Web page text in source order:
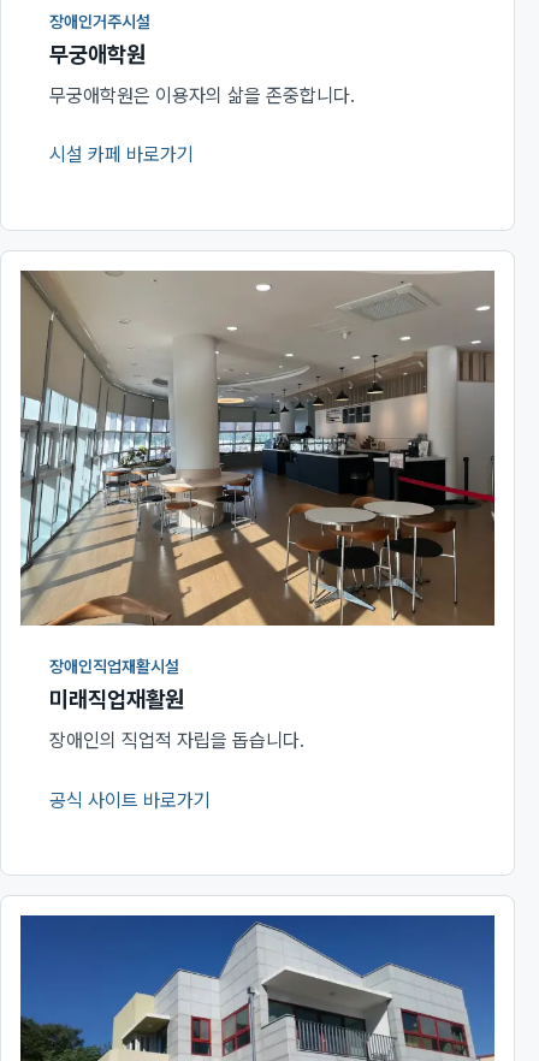
장애인거주시설
무궁애학원
무궁애학원은 이용자의 삶을 존중합니다.
시설 카페 바로가기
(새 창에서 열림)
장애인직업재활시설
미래직업재활원
장애인의 직업적 자립을 돕습니다.
공식 사이트 바로가기
(새 창에서 열림)